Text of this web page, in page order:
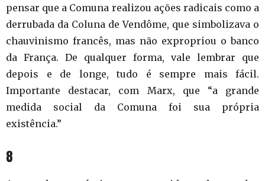
pensar que a Comuna realizou ações radicais como a
derrubada da Coluna de Vendôme, que simbolizava o
chauvinismo francês, mas não expropriou o banco
da França. De qualquer forma, vale lembrar que
depois e de longe, tudo é sempre mais fácil.
Importante destacar, com Marx, que “a grande
medida social da Comuna foi sua própria
existência.”
8